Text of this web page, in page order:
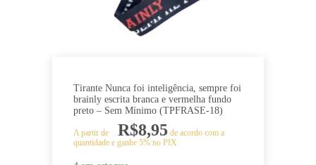
Tirante Nunca foi inteligência, sempre foi
brainly escrita branca e vermelha fundo
preto – Sem Mínimo (TPFRASE-18)
A partir de R$8,95 de acordo com a
quantidade e ganhe 5% no PIX